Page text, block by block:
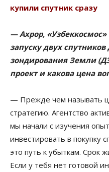
купили спутник сразу
— Ахрор,
запуску двух
зондирования Земли
проект и какова цена
— Прежде чем называть
стратегию. Агентство
мы начали с изучения
инвестировать в покупку
это путь к убыткам. Срок
Если у тебя нет готовой